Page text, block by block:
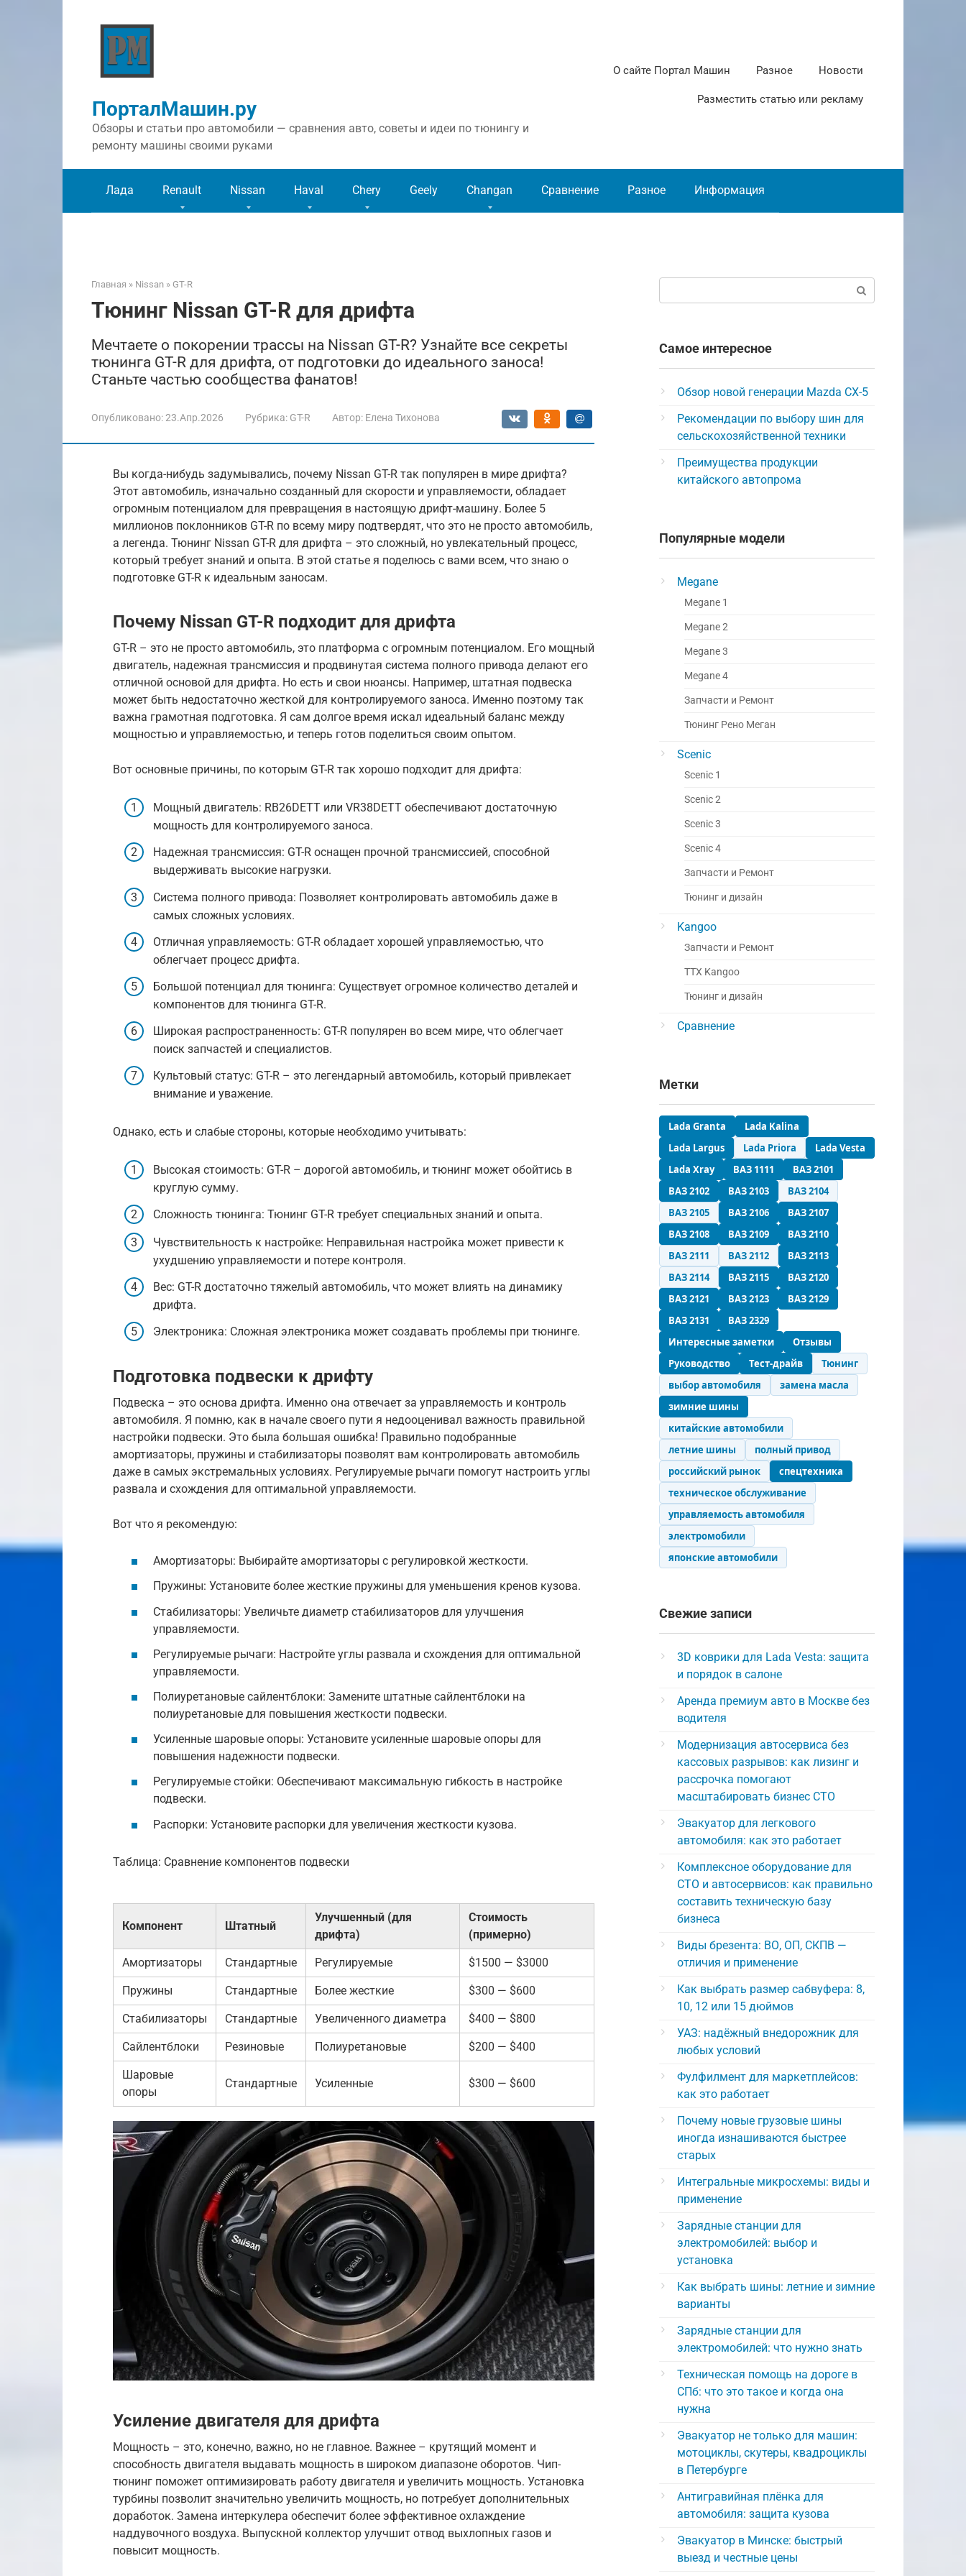
ПорталМашин.ру
Обзоры и статьи про автомобили — сравнения авто, советы и идеи по тюнингу и
ремонту машины своими руками
О сайте Портал Машин Разное Новости
Разместить статью или рекламу
Лада Renault Nissan Haval Chery Geely Changan Сравнение Разное Информация
Главная » Nissan » GT-R
Тюнинг Nissan GT-R для дрифта
Мечтаете о покорении трассы на Nissan GT-R? Узнайте все секреты
тюнинга GT-R для дрифта, от подготовки до идеального заноса!
Станьте частью сообщества фанатов!
Опубликовано:23.Апр.2026 Рубрика: GT-R Автор: Елена Тихонова
Вы когда-нибудь задумывались, почему Nissan GT-R так популярен в мире дрифта?
Этот автомобиль, изначально созданный для скорости и управляемости, обладает
огромным потенциалом для превращения в настоящую дрифт-машину. Более 5
миллионов поклонников GT-R по всему миру подтвердят, что это не просто автомобиль,
а легенда. Тюнинг Nissan GT-R для дрифта – это сложный, но увлекательный процесс,
который требует знаний и опыта. В этой статье я поделюсь с вами всем, что знаю о
подготовке GT-R к идеальным заносам.
Почему Nissan GT-R подходит для дрифта
GT-R – это не просто автомобиль, это платформа с огромным потенциалом. Его мощный
двигатель, надежная трансмиссия и продвинутая система полного привода делают его
отличной основой для дрифта. Но есть и свои нюансы. Например, штатная подвеска
может быть недостаточно жесткой для контролируемого заноса. Именно поэтому так
важна грамотная подготовка. Я сам долгое время искал идеальный баланс между
мощностью и управляемостью, и теперь готов поделиться своим опытом.
Вот основные причины, по которым GT-R так хорошо подходит для дрифта:
Мощный двигатель: RB26DETT или VR38DETT обеспечивают достаточную
мощность для контролируемого заноса.
Надежная трансмиссия: GT-R оснащен прочной трансмиссией, способной
выдерживать высокие нагрузки.
Система полного привода: Позволяет контролировать автомобиль даже в
самых сложных условиях.
Отличная управляемость: GT-R обладает хорошей управляемостью, что
облегчает процесс дрифта.
Большой потенциал для тюнинга: Существует огромное количество деталей и
компонентов для тюнинга GT-R.
Широкая распространенность: GT-R популярен во всем мире, что облегчает
поиск запчастей и специалистов.
Культовый статус: GT-R – это легендарный автомобиль, который привлекает
внимание и уважение.
Однако, есть и слабые стороны, которые необходимо учитывать:
Высокая стоимость: GT-R – дорогой автомобиль, и тюнинг может обойтись в
круглую сумму.
Сложность тюнинга: Тюнинг GT-R требует специальных знаний и опыта.
Чувствительность к настройке: Неправильная настройка может привести к
ухудшению управляемости и потере контроля.
Вес: GT-R достаточно тяжелый автомобиль, что может влиять на динамику
дрифта.
Электроника: Сложная электроника может создавать проблемы при тюнинге.
Подготовка подвески к дрифту
Подвеска – это основа дрифта. Именно она отвечает за управляемость и контроль
автомобиля. Я помню, как в начале своего пути я недооценивал важность правильной
настройки подвески. Это была большая ошибка! Правильно подобранные
амортизаторы, пружины и стабилизаторы позволят вам контролировать автомобиль
даже в самых экстремальных условиях. Регулируемые рычаги помогут настроить углы
развала и схождения для оптимальной управляемости.
Вот что я рекомендую:
Амортизаторы: Выбирайте амортизаторы с регулировкой жесткости.
Пружины: Установите более жесткие пружины для уменьшения кренов кузова.
Стабилизаторы: Увеличьте диаметр стабилизаторов для улучшения
управляемости.
Регулируемые рычаги: Настройте углы развала и схождения для оптимальной
управляемости.
Полиуретановые сайлентблоки: Замените штатные сайлентблоки на
полиуретановые для повышения жесткости подвески.
Усиленные шаровые опоры: Установите усиленные шаровые опоры для
повышения надежности подвески.
Регулируемые стойки: Обеспечивают максимальную гибкость в настройке
подвески.
Распорки: Установите распорки для увеличения жесткости кузова.
Таблица: Сравнение компонентов подвески
Компонент Штатный
Улучшенный (для
дрифта)
Стоимость
(примерно)
Амортизаторы Стандартные Регулируемые $1500 — $3000
Пружины Стандартные Более жесткие $300 — $600
Стабилизаторы Стандартные Увеличенного диаметра $400 — $800
Сайлентблоки Резиновые Полиуретановые $200 — $400
Шаровые
опоры
Стандартные Усиленные $300 — $600
Усиление двигателя для дрифта
Мощность – это, конечно, важно, но не главное. Важнее – крутящий момент и
способность двигателя выдавать мощность в широком диапазоне оборотов. Чип-
тюнинг поможет оптимизировать работу двигателя и увеличить мощность. Установка
турбины позволит значительно увеличить мощность, но потребует дополнительных
доработок. Замена интеркулера обеспечит более эффективное охлаждение
наддувочного воздуха. Выпускной коллектор улучшит отвод выхлопных газов и
повысит мощность.
Самое интересное
Обзор новой генерации Mazda CX-5
Рекомендации по выбору шин для
сельскохозяйственной техники
Преимущества продукции
китайского автопрома
Популярные модели
Megane
Megane 1
Megane 2
Megane 3
Megane 4
Запчасти и Ремонт
Тюнинг Рено Меган
Scenic
Scenic 1
Scenic 2
Scenic 3
Scenic 4
Запчасти и Ремонт
Тюнинг и дизайн
Kangoo
Запчасти и Ремонт
ТТХ Kangoo
Тюнинг и дизайн
Сравнение
Метки
Lada Granta
Lada Kalina
Lada Largus
Lada Priora
Lada Vesta
Lada Xray
ВАЗ 1111
ВАЗ 2101
ВАЗ 2102
ВАЗ 2103
ВАЗ 2104
ВАЗ 2105
ВАЗ 2106
ВАЗ 2107
ВАЗ 2108
ВАЗ 2109
ВАЗ 2110
ВАЗ 2111
ВАЗ 2112
ВАЗ 2113
ВАЗ 2114
ВАЗ 2115
ВАЗ 2120
ВАЗ 2121
ВАЗ 2123
ВАЗ 2129
ВАЗ 2131
ВАЗ 2329
Интересные заметки
Отзывы
Руководство
Тест-драйв
Тюнинг
выбор автомобиля
замена масла
зимние шины
китайские автомобили
летние шины
полный привод
российский рынок
спецтехника
техническое обслуживание
управляемость автомобиля
электромобили
японские автомобили
Свежие записи
3D коврики для Lada Vesta: защита
и порядок в салоне
Аренда премиум авто в Москве без
водителя
Модернизация автосервиса без
кассовых разрывов: как лизинг и
рассрочка помогают
масштабировать бизнес СТО
Эвакуатор для легкового
автомобиля: как это работает
Комплексное оборудование для
СТО и автосервисов: как правильно
составить техническую базу
бизнеса
Виды брезента: ВО, ОП, СКПВ —
отличия и применение
Как выбрать размер сабвуфера: 8,
10, 12 или 15 дюймов
УАЗ: надёжный внедорожник для
любых условий
Фулфилмент для маркетплейсов:
как это работает
Почему новые грузовые шины
иногда изнашиваются быстрее
старых
Интегральные микросхемы: виды и
применение
Зарядные станции для
электромобилей: выбор и
установка
Как выбрать шины: летние и зимние
варианты
Зарядные станции для
электромобилей: что нужно знать
Техническая помощь на дороге в
СПб: что это такое и когда она
нужна
Эвакуатор не только для машин:
мотоциклы, скутеры, квадроциклы
в Петербурге
Антигравийная плёнка для
автомобиля: защита кузова
Эвакуатор в Минске: быстрый
выезд и честные цены